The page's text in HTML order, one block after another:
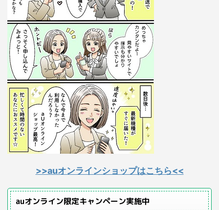
>>auオンラインショップはこちら<<
auオンライン限定キャンペーン実施中